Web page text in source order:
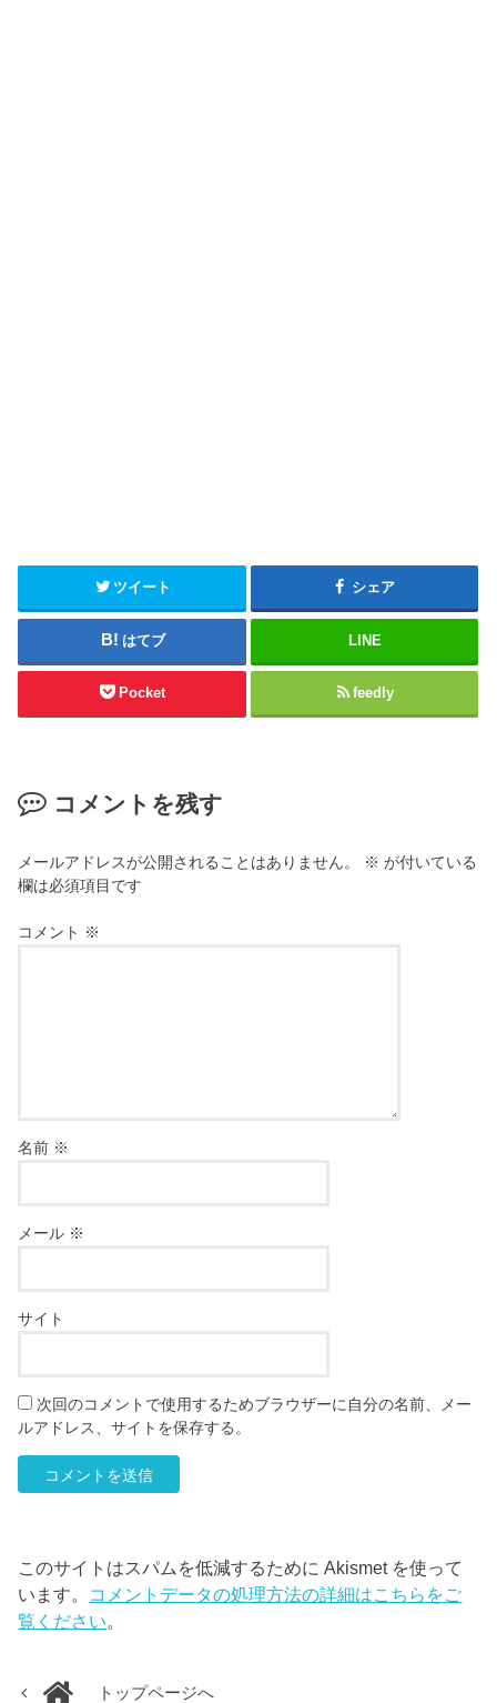
ツイート シェア
はてブ LINE
Pocket feedly
コメントを残す
メールアドレスが公開されることはありません。 ※ が付いている
欄は必須項目です
コメント ※
名前 ※
メール ※
サイト
次回のコメントで使用するためブラウザーに自分の名前、メー
ルアドレス、サイトを保存する。
このサイトはスパムを低減するために Akismet を使って
います。 コメントデータの処理方法の詳細はこちらをご
覧ください。
トップページへ